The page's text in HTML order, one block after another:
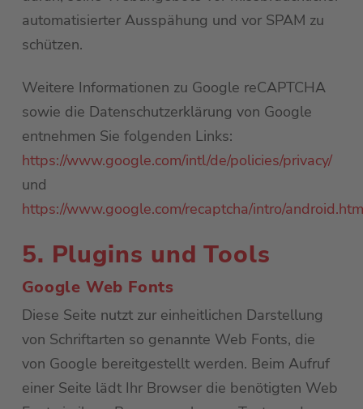
automatisierter Ausspähung und vor SPAM zu
schützen.
Weitere Informationen zu Google reCAPTCHA
sowie die Datenschutzerklärung von Google
entnehmen Sie folgenden Links:
https://www.google.com/intl/de/policies/privacy/
und
https://www.google.com/recaptcha/intro/
5. Plugins und Tools
Google Web Fonts
Diese Seite nutzt zur einheitlichen Darstellung
von Schriftarten so genannte Web Fonts, die
von Google bereitgestellt werden. Beim Aufruf
einer Seite lädt Ihr Browser die benötigten Web